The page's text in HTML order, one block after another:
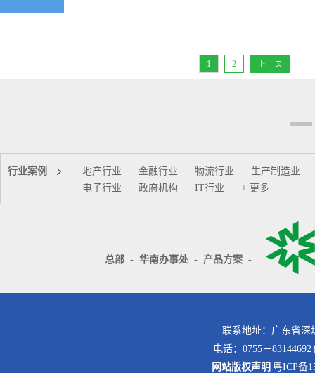
1 2 下一页
行业案例 地产行业 金融行业 物流行业
生产制造业
电子行业
政府机构 IT行业 + 更多
总部 - 华南办事处 - 产品方案 -
联系地址：广东省深
电话：0755－
网站版权声明 粤ICP备